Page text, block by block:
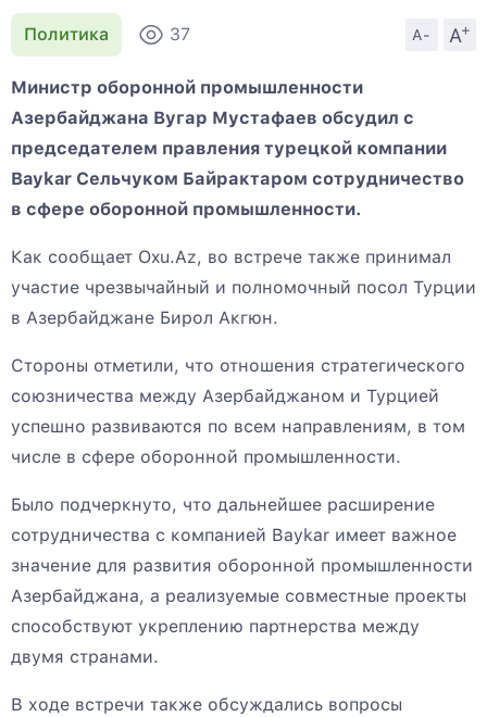
Политика 37 A- A
+
Министр оборонной промышленности
Азербайджана Вугар Мустафаев обсудил с
председателем правления турецкой компании
Baykar Сельчуком Байрактаром сотрудничество
в сфере оборонной промышленности.
Как сообщает Oxu.Az, во встрече также принимал
участие чрезвычайный и полномочный посол Турции
в Азербайджане Бирол Акгюн.
Стороны отметили, что отношения стратегического
союзничества между Азербайджаном и Турцией
успешно развиваются по всем направлениям, в том
числе в сфере оборонной промышленности.
Было подчеркнуто, что дальнейшее расширение
сотрудничества с компанией Baykar имеет важное
значение для развития оборонной промышленности
Азербайджана, а реализуемые совместные проекты
способствуют укреплению партнерства между
двумя странами.
В ходе встречи также обсуждались вопросы